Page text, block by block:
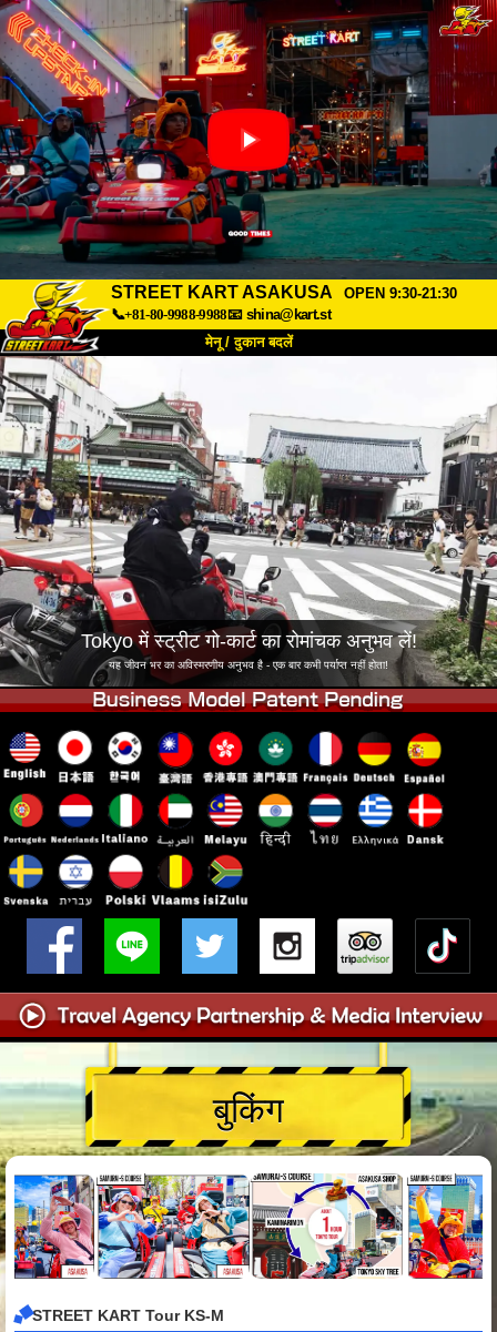
STREET KART ASAKUSA
OPEN 9:30-21:30
📞+81-80-9988-9988📧 shina@kart.st
मेनू / दुकान बदलें
हमारे बारे में विशेषताएँ कीमत
पहुंच वॉयस FAQ
कंपनी बुकिंग
शाखा बदलें
टोक्यो शिनागावा #1 टोक्यो अकीहबारा#1
टोक्यो अकीहबारा#2 टोक्यो शिबुया
टोक्यो शिबुया एनेक्स टोक्यो बे
टोक्यो असाकुसा ओसाका
Tokyo में स्ट्रीट गो-कार्ट का रोमांचक अनुभव लें!
यह जीवन भर का अविस्मरणीय अनुभव है - एक बार कभी पर्याप्त नहीं होता!
बुकिंग
STREET KART Tour KS-M